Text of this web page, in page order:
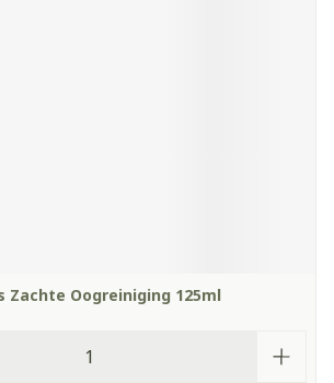
Zachte Oogreiniging 125ml